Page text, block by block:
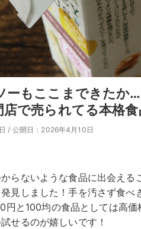
ーもここまできたか
店で売られてる本格
/ 公開日：2026年4月10日
らないような食品に出会える
見しました！手を汚さず食べ
円と100均の食品としては高価
せるのが嬉しいです！